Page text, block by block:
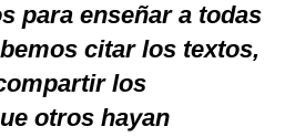
para enseñar a todas
citar los textos,
los
otros hayan